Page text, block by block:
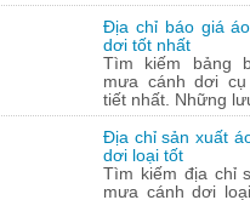
Địa chỉ báo giá
dơi tốt nhất
Tìm kiếm bảng
mưa cánh dơi
tiết nhất. Những
Địa chỉ sản xuất
dơi loại tốt
Tìm kiếm địa chỉ
mưa cánh dơi